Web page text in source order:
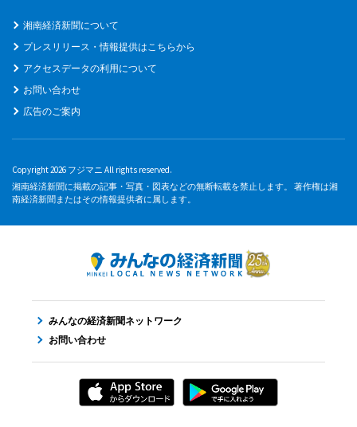
湘南経済新聞について
プレスリリース・情報提供はこちらから
アクセスデータの利用について
お問い合わせ
広告のご案内
Copyright 2026 フジマニ All rights reserved.
湘南経済新聞に掲載の記事・写真・図表などの無断転載を禁止します。 著作権は湘
南経済新聞またはその情報提供者に属します。
みんなの経済新聞ネットワーク
お問い合わせ